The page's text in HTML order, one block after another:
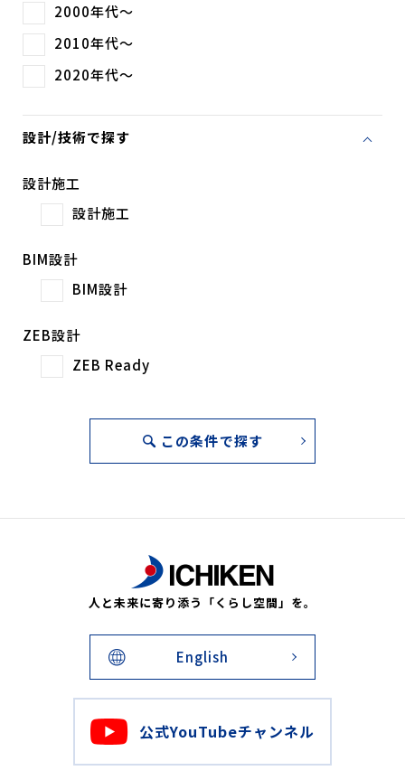
2000年代～
2010年代～
2020年代～
設計/技術で探す
設計施工
設計施工
BIM設計
BIM設計
ZEB設計
ZEB Ready
この条件で探す
人と未来に寄り添う「くらし空間」を。
English
公式YouTubeチャンネル